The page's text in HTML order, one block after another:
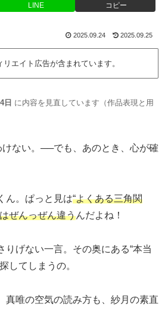
LINE コピー
2025.09.24 2025.09.25
エイト広告が含まれています。
日 に内容を見直しています（作品表現と用
けない。──でも、あのとき、心が確
ん。ぱっと見は“よくある三角関
ぜんっぜん違うんだよね！
りげない一言。 その奥にある“本当
してしまうの。
真唯の空気の読み方も、紗月の素直